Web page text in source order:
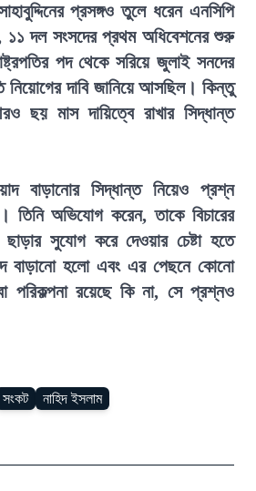
প্রসঙ্গও তুলে ধরেন এনসিপি
দল সংসদের প্রথম অধিবেশনের শুরু
পদ থেকে সরিয়ে জুলাই সনদের
নিয়োগের দাবি জানিয়ে আসছিল। কিন্তু
ছয় মাস দায়িত্বে রাখার সিদ্ধান্ত
বাড়ানোর সিদ্ধান্ত নিয়েও প্রশ্ন
তিনি অভিযোগ করেন, তাকে বিচারের
সুযোগ করে দেওয়ার চেষ্টা হতে
বাড়ানো হলো এবং এর পেছনে কোনো
পরিকল্পনা রয়েছে কি না, সে প্রশ্নও
সংকট নাহিদ ইসলাম